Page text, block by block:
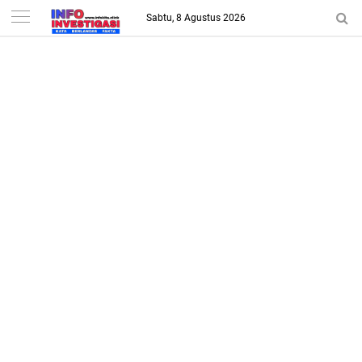
-->
Sabtu, 8 Agustus 2026